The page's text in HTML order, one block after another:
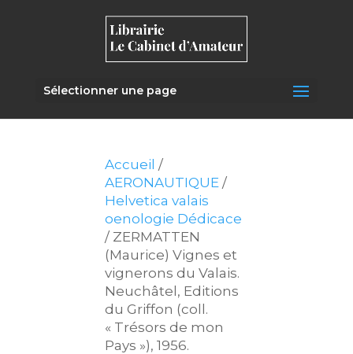
Sélectionner une page
Accueil /
AERONAUTIQUE /
Helvetica valais
oenologie Dédicace
/ ZERMATTEN
(Maurice) Vignes et
vignerons du Valais.
Neuchâtel, Editions
du Griffon (coll.
« Trésors de mon
Pays »), 1956.